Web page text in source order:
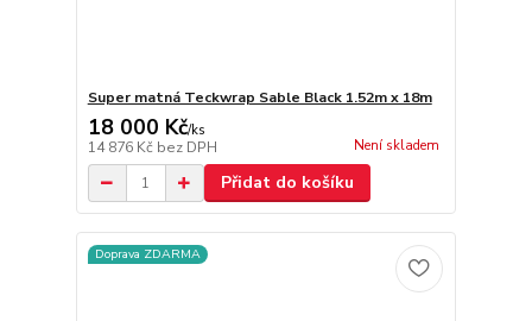
Super matná Teckwrap Sable Black 1.52m x 18m
18 000 Kč/ks
14 876 Kč bez DPH Není skladem
Přidat do košíku
Doprava ZDARMA